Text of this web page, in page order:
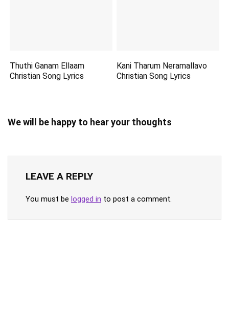
Thuthi Ganam Ellaam
Christian Song Lyrics
Kani Tharum Neramallavo
Christian Song Lyrics
We will be happy to hear your thoughts
LEAVE A REPLY
You must be logged in to post a comment.